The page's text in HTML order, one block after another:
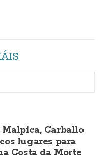
Malpica, Carballo
lugares para
Costa da Morte